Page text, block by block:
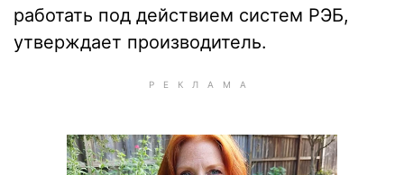
работать под действием систем РЭБ,
утверждает производитель.